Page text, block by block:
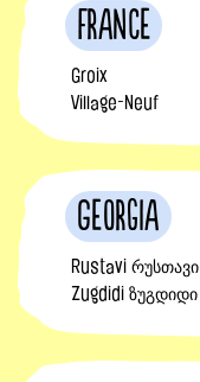
France
Groix
Village-Neuf
Georgia
Rustavi რუსთავი
Zugdidi ზუგდიდი